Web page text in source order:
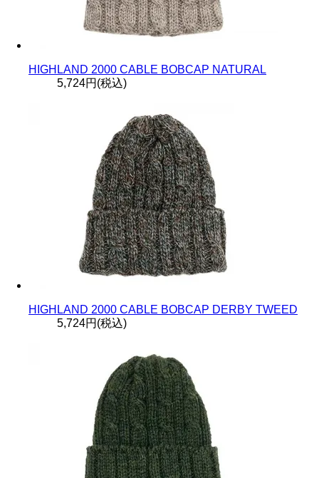
HIGHLAND 2000 CABLE BOBCAP NATURAL
5,724円(税込)
HIGHLAND 2000 CABLE BOBCAP DERBY TWEED
5,724円(税込)